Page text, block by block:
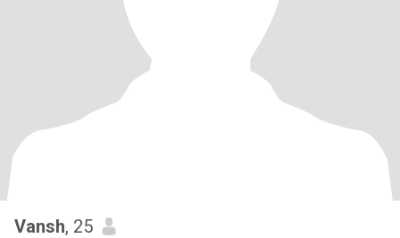
Vansh, 25